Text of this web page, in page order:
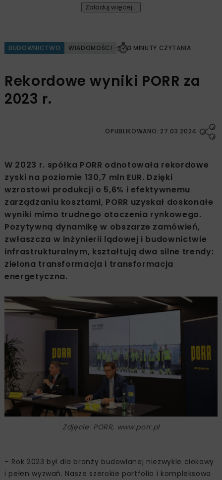
Załaduj więcej...
BUDOWNICTWO WIADOMOŚCI 3 MINUTY CZYTANIA
Rekordowe wyniki PORR za
2023 r.
OPUBLIKOWANO: 27.03.2024
W 2023 r. spółka PORR odnotowała rekordowe
zyski na poziomie 130,7 mln EUR. Dzięki
wzrostowi produkcji o 5,6% i efektywnemu
zarządzaniu kosztami, PORR uzyskał doskonałe
wyniki mimo trudnego otoczenia rynkowego.
Pozytywną dynamikę w obszarze zamówień,
zwłaszcza w inżynierii lądowej i budownictwie
infrastrukturalnym, kształtują dwa silne trendy:
zielona transformacja i transformacja
energetyczna.
Zdjęcie: PORR, www.porr.pl
– Rok 2023 był dla branży budowlanej niezwykle ciekawy
i pełen wyzwań. Nasze szerokie portfolio i kompleksowa